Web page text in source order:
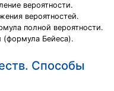
вероятности.
вероятностей.
полной вероятности.
(формула Бейеса).
Способы